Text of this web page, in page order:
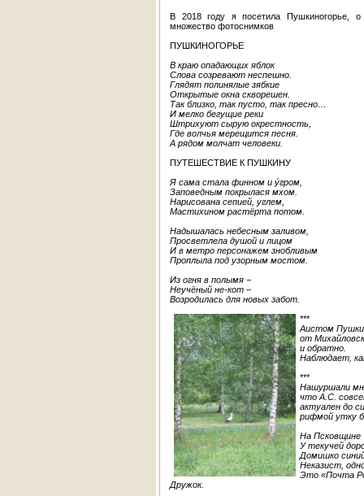
В 2018 году я посетила Пушкиногорье, о
множество фотоснимков
ПУШКИНОГОРЬЕ
В краю опадающих яблок
Слова созревают неспешно.
Глядят полинялые зябкие
Открытые окна скворешен.
Так близко, так пусто, так пресно…
И мелко бегущие реки
Штрихуют сырую окрестность,
Где волчья мерещится песня.
А рядом молчат человеки.
ПУТЕШЕСТВИЕ К ПУШКИНУ
Я сама стала финном и ýгром,
Заповедным покрылася мхом.
Нарисована сепией, углем,
Мастихином растёрта потом.
Надышалась небесным заливом,
Просветлела душой и лицом
И в метро персонажем знобливым
Проплыла под узорным мостом.
Из огня в полымя −
Неучёный не-кот –
Возродилась для новых забот.
***
Аистом
от
и обратно.
Наблюдает,
***
Нашуршали
что А.С.
актуален до
рифмой утку
На Псковщине
У текучей
Домишко
Неказист,
Это «Почта
Дружок.